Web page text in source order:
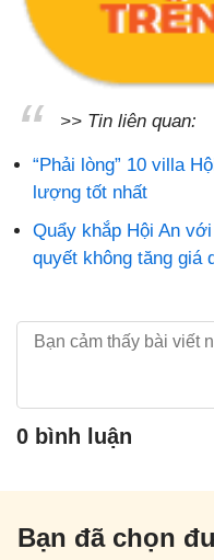
>> Tin liên quan:
“Phải lòng” 10 villa
lượng tốt nhất
Quẩy khắp Hội An
quyết không tăng giá
0 bình luận
Bạn đã chọn